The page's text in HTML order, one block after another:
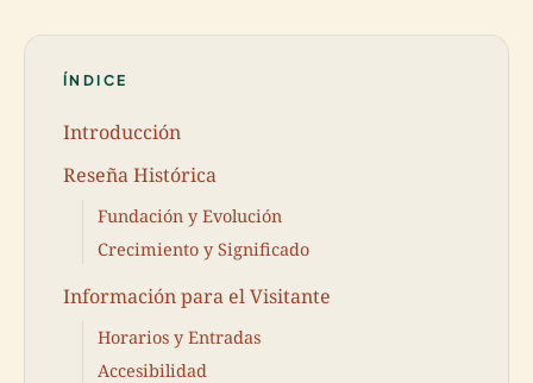
ÍNDICE
Introducción
Reseña Histórica
Fundación y Evolución
Crecimiento y Significado
Información para el Visitante
Horarios y Entradas
Accesibilidad